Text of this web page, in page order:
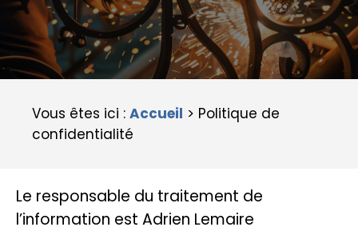
Vous êtes ici : Accueil > Politique de
confidentialité
Le responsable du traitement de
l’information est Adrien Lemaire